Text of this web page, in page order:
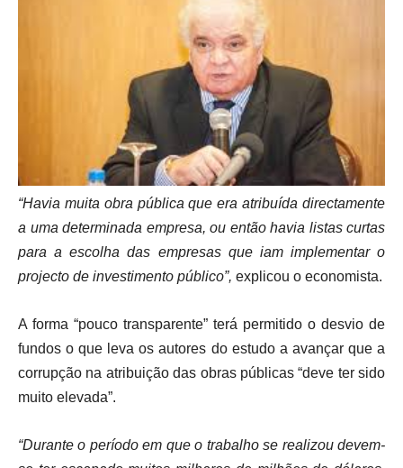
“Havia muita obra pública que era atribuída directamente
a uma determinada empresa, ou então havia listas curtas
para a escolha das empresas que iam implementar o
projecto de investimento público”, explicou o economista.
A forma “pouco transparente” terá permitido o desvio de
fundos o que leva os autores do estudo a avançar que a
corrupção na atribuição das obras públicas “deve ter sido
muito elevada”.
“Durante o períodoem que o trabalho se realizou devem-